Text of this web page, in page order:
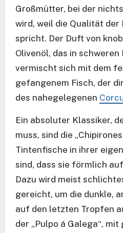
Großmütter, bei der
wird, weil die Qualität
spricht. Der Duft von
Olivenöl, das in
vermischt sich mit dem
gefangenem Fisch, der
des nahegelegenen
Ein absoluter Klassiker,
muss, sind die
Tintenfische in ihrer
sind, dass sie förmlich
Dazu wird meist
gereicht, um die dunkle,
auf den letzten Tropfen
der „Pulpo á Galega“,